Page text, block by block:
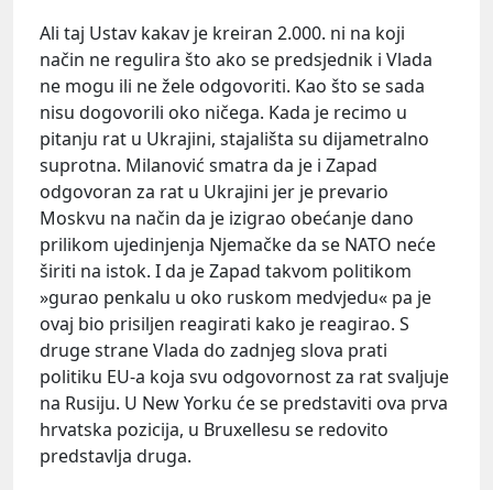
Ali taj Ustav kakav je kreiran 2.000. ni na koji
način ne regulira što ako se predsjednik i Vlada
ne mogu ili ne žele odgovoriti. Kao što se sada
nisu dogovorili oko ničega. Kada je recimo u
pitanju rat u Ukrajini, stajališta su dijametralno
suprotna. Milanović smatra da je i Zapad
odgovoran za rat u Ukrajini jer je prevario
Moskvu na način da je izigrao obećanje dano
prilikom ujedinjenja Njemačke da se NATO neće
širiti na istok. I da je Zapad takvom politikom
»gurao penkalu u oko ruskom medvjedu« pa je
ovaj bio prisiljen reagirati kako je reagirao. S
druge strane Vlada do zadnjeg slova prati
politiku EU-a koja svu odgovornost za rat svaljuje
na Rusiju. U New Yorku će se predstaviti ova prva
hrvatska pozicija, u Bruxellesu se redovito
predstavlja druga.